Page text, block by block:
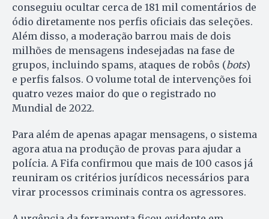
conseguiu ocultar cerca de 181 mil comentários de
ódio diretamente nos perfis oficiais das seleções.
Além disso, a moderação barrou mais de dois
milhões de mensagens indesejadas na fase de
grupos, incluindo spams, ataques de robôs (bots)
e perfis falsos. O volume total de intervenções foi
quatro vezes maior do que o registrado no
Mundial de 2022.
Para além de apenas apagar mensagens, o sistema
agora atua na produção de provas para ajudar a
polícia. A Fifa confirmou que mais de 100 casos já
reuniram os critérios jurídicos necessários para
virar processos criminais contra os agressores.